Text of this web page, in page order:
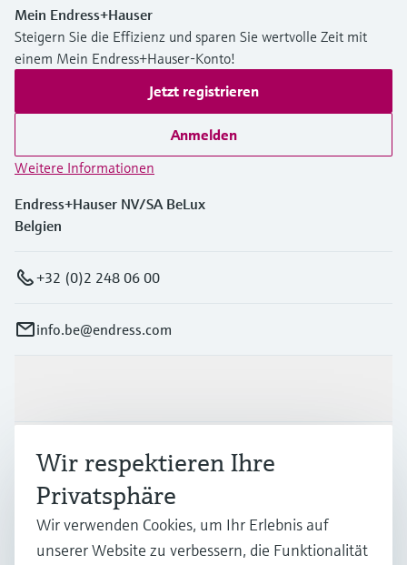
Mein Endress+Hauser
Steigern Sie die Effizienz und sparen Sie wertvolle Zeit mit
einem Mein Endress+Hauser-Konto!
Jetzt registrieren
Anmelden
Weitere Informationen
Endress+Hauser NV/SA BeLux
Belgien
+32 (0)2 248 06 00
info.be@endress.com
Branchen
Support
Wir respektieren Ihre
Privatsphäre
Wir verwenden Cookies, um Ihr Erlebnis auf
unserer Website zu verbessern, die Funktionalität